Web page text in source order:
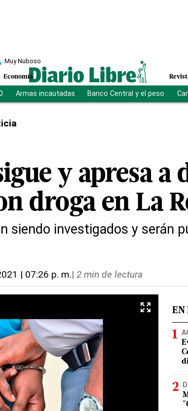
Muy Nuboso
Economía
Armas incautadas Banco Central y el peso
y apresa a
droga en La
siendo investigados y serán
| 07:26 p. m.| 2 min de lectura
EN